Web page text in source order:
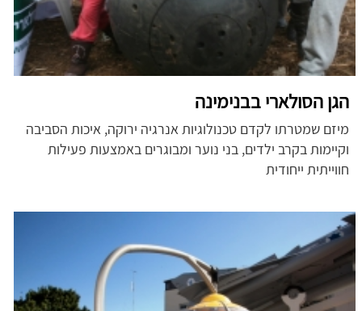
הגן הסולארי בבנימינה
מיזם שמטרתו לקדם טכנולוגיות אנרגיה ירוקה, איכות הסביבה
וקיימות בקרב ילדים, בני נוער ומבוגרים באמצעות פעילות
חווייתית ייחודית